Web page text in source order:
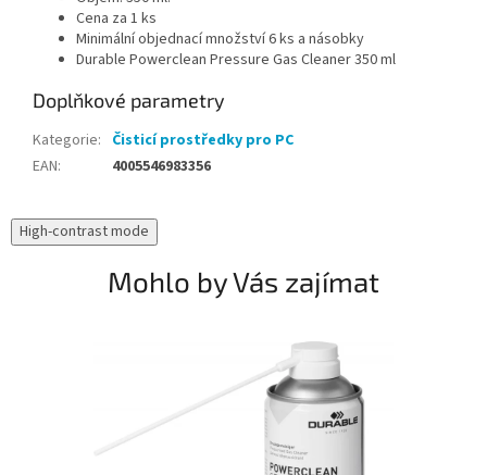
Cena za 1 ks
Minimální objednací množství 6 ks a násobky
Durable Powerclean Pressure Gas Cleaner 350 ml
Doplňkové parametry
Kategorie: Čisticí prostředky pro PC
EAN: 4005546983356
High-contrast mode
Mohlo by Vás zajímat